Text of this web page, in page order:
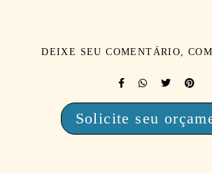
DEIXE SEU COMENTÁRIO,
Solicite seu